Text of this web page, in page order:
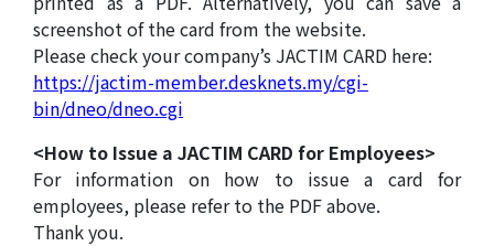
screenshot of the card from the website.
Please check your company’s JACTIM CARD here:
https://jactim-member.desknets.my/cgi-
bin/dneo/dneo.cgi
<How to Issue a JACTIM CARD for Employees>
For information on how to issue a card for
employees, please refer to the PDF above.
Thank you.